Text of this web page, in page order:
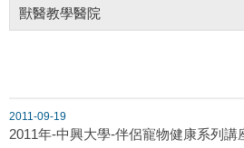
獸醫教學醫院
2011-09-19
2011年-中興大學-伴侶寵物健康系列講